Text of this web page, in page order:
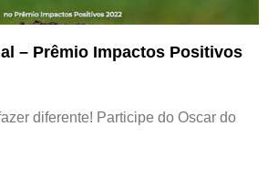
– Prêmio Impactos Positivos
diferente! Participe do Oscar do